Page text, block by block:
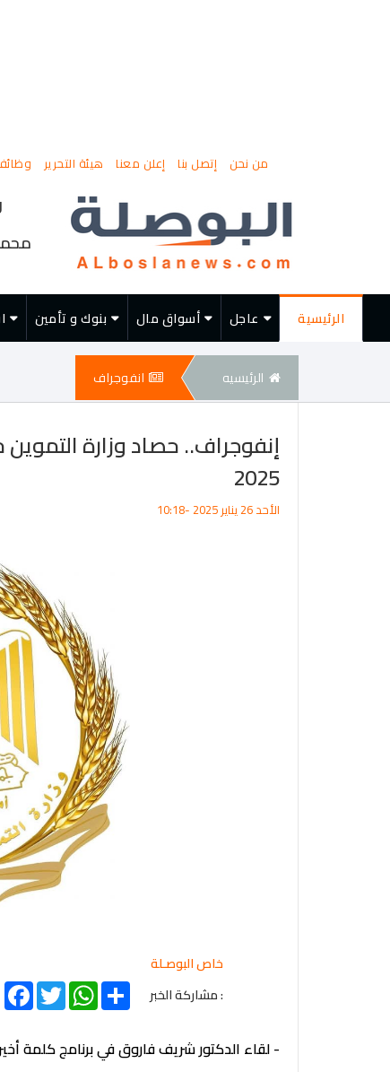
من نحن إتصل بنا إعلن معنا هيئة التحرير
الرئيسية عاجل أسواق مال بنوك و تأمين
الرئيسيه انفوجراف
2025
الأحد 26 يناير 2025 -10:18
خاص البوصـلة
: مشاركة الخبر
Twitter
WhatsAppShare
- لقاء الدكتور شريف فاروق في برنامج كلمة